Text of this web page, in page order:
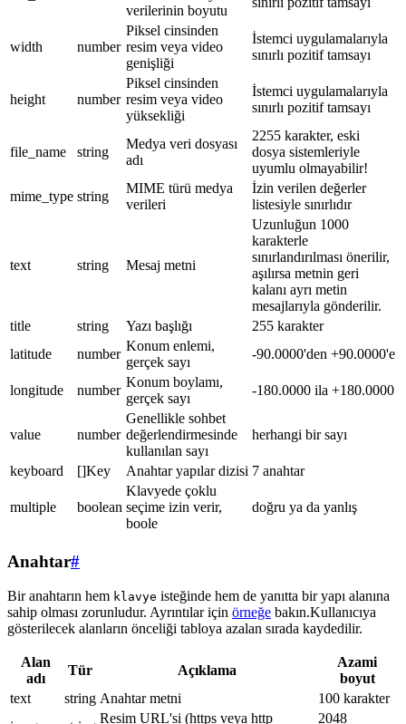
verilerinin boyutu
width number
Piksel cinsinden
resim veya video
genişliği
İstemci uygulamalarıyla
sınırlı pozitif tamsayı
height number
Piksel cinsinden
resim veya video
yüksekliği
İstemci uygulamalarıyla
sınırlı pozitif tamsayı
file_name string
Medya veri dosyası
adı
2255 karakter, eski
dosya sistemleriyle
uyumlu olmayabilir!
mime_type string
MIME türü medya
verileri
İzin verilen değerler
listesiyle sınırlıdır
text string Mesaj metni
Uzunluğun 1000
karakterle
sınırlandırılması önerilir,
aşılırsa metnin geri
kalanı ayrı metin
mesajlarıyla gönderilir.
title
string Yazı başlığı
255 karakter
latitude
number
Konum enlemi,
gerçek sayı
-90.0000'den +90.0000'e
longitude number
Konum boylamı,
gerçek sayı
-180.0000 ila +180.0000
value number
Genellikle sohbet
değerlendirmesinde
kullanılan sayı
herhangi bir sayı
keyboard []Key Anahtar yapılar dizisi 7 anahtar
multiple boolean
Klavyede çoklu
seçime izin verir,
boole
doğru ya da yanlış
Anahtar#
Bir anahtarın hem klavye isteğinde hem de yanıtta bir yapı alanına
sahip olması zorunludur. Ayrıntılar için örneğe bakın.Kullanıcıya
gösterilecek alanların önceliği tabloya azalan sırada kaydedilir.
Alan
adı
Tür Açıklama
Azami
boyut
text
string Anahtar metni
100 karakter
Resim URL'si (https veya http
2048